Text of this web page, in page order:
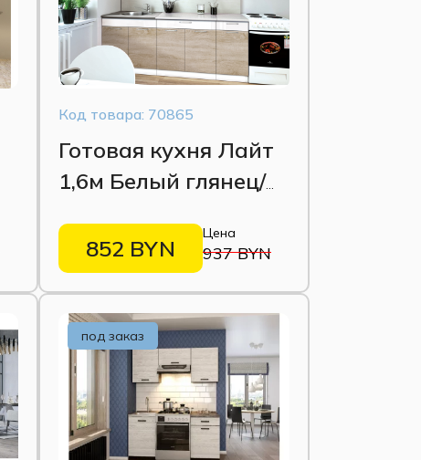
Код товара: 70865
Готовая кухня Лайт
1,6м Белый глянец/
Цена
937 BYN
852 BYN
под заказ